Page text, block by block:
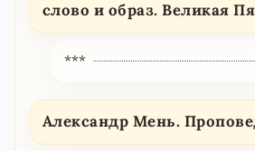
слово и образ. Великая
***
Александр Мень.